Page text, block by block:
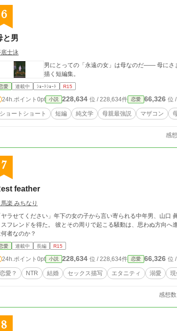
6
と男
士泳
男にとっての「永遠の女」は母なのだ—— 母にさ
描く短編集。
愛 連載中 ｼｮｰﾄｼｮｰﾄ R15
24h.ポイント 0pt 小説 228,634 位 / 228,634件 恋愛 66,326 位
ショートショート 短編 純文学 母親最強説 マザコン
感
7
feather
楽 みちなり
ラせてください」年下の女の子から言い寄られる中年男、山口
得た。 彼とその周りで起こる騒動は、思わぬ方向へ進んでいく。 そして、彼の誕生日に毎年メールを送ってくる女性
者なのか？
愛 連載中 長編 R15
24h.ポイント 0pt 小説 228,634 位 / 228,634件 恋愛 66,326 位
恋愛？ NTR 結婚 セックス描写 エタニティ 溺愛
感想
8